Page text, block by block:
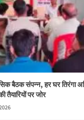
बैठक संपन्न, हर घर तिरंगा
तैयारियों पर जोर